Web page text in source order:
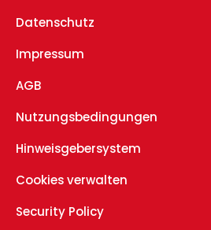
Datenschutz
Impressum
AGB
Nutzungsbedingungen
Hinweisgebersystem
Cookies verwalten
Security Policy